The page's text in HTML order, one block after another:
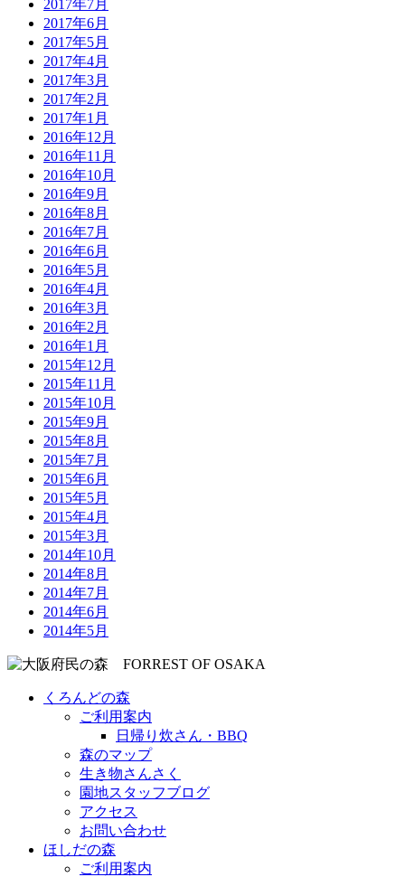
2017年7月
2017年6月
2017年5月
2017年4月
2017年3月
2017年2月
2017年1月
2016年12月
2016年11月
2016年10月
2016年9月
2016年8月
2016年7月
2016年6月
2016年5月
2016年4月
2016年3月
2016年2月
2016年1月
2015年12月
2015年11月
2015年10月
2015年9月
2015年8月
2015年7月
2015年6月
2015年5月
2015年4月
2015年3月
2014年10月
2014年8月
2014年7月
2014年6月
2014年5月
くろんどの森
ご利用案内
日帰り炊さん・BBQ
森のマップ
生き物さんさく
園地スタッフブログ
アクセス
お問い合わせ
ほしだの森
ご利用案内